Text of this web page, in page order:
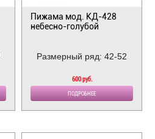
Пижама мод. КД-428
небесно-голубой
Размерный ряд: 42-52
600 руб.
ПОДРОБНЕЕ